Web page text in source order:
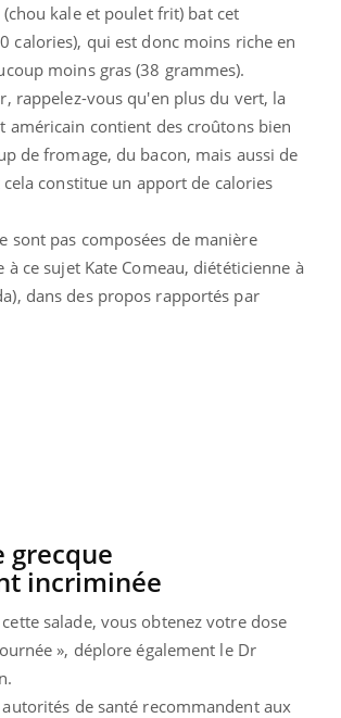
(chou kale et poulet frit) bat cet
calories), qui est donc moins riche en
moins gras (38 grammes).
rappelez-vous qu'en plus du vert, la
américain contient des croûtons bien
de fromage, du bacon, mais aussi de
cela constitue un apport de calories
sont pas composées de manière
à ce sujet Kate Comeau, diététicienne à
dans des propos rapportés par
grecque
incriminée
salade, vous obtenez votre dose
», déplore également le Dr
autorités de santé recommandent aux